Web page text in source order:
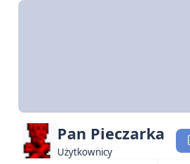
Pan Pieczarka
Użytkownicy